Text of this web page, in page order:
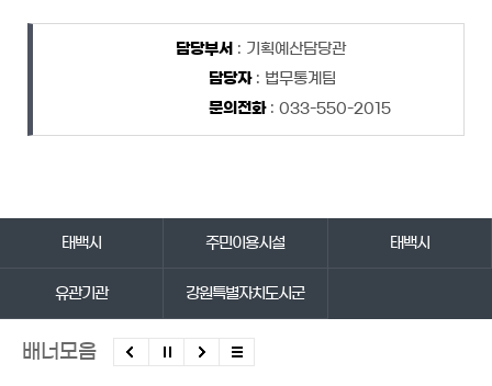
담당자 정보
담당부서 : 기획예산담당관
담당자: 법무통계팀
문의전화: 033-550-2015
태백시 주민이용시설 태백시
유관기관 강원특별자치도시군
배너모음